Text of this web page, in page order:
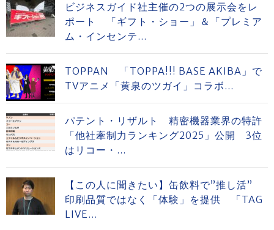
ビジネスガイド社主催の2つの展示会をレ
ポート 「ギフト・ショー」＆「プレミア
ム・インセンテ...
TOPPAN 「TOPPA!!! BASE AKIBA」で
TVアニメ「黄泉のツガイ」コラボ...
パテント・リザルト 精密機器業界の特許
「他社牽制力ランキング2025」公開 3位
はリコー・...
【この人に聞きたい】缶飲料で”推し活”
印刷品質ではなく「体験」を提供 「TAG
LIVE...